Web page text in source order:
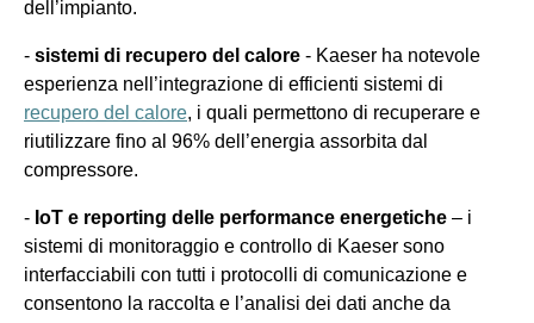
dell’impianto.
- sistemi di recupero del calore - Kaeser ha notevole
esperienza nell’integrazione di efficienti sistemi di
recupero del calore, i quali permettono di recuperare e
riutilizzare fino al 96% dell’energia assorbita dal
compressore.
- IoT e reporting delle performance energetiche – i
sistemi di monitoraggio e controllo di Kaeser sono
interfacciabili con tutti i protocolli di comunicazione e
consentono la raccolta e l’analisi dei dati anche da